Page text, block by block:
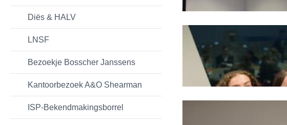
Diës & HALV
LNSF
Bezoekje Bosscher Janssens
Kantoorbezoek A&O Shearman
ISP-Bekendmakingsborrel